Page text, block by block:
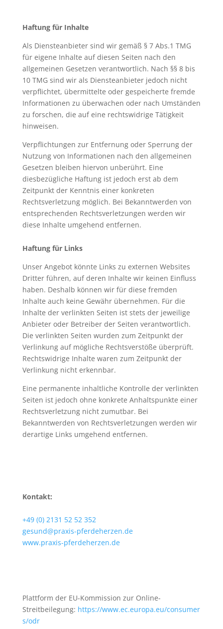
Haftung für Inhalte
Als Diensteanbieter sind wir gemäß § 7 Abs.1 TMG
für eigene Inhalte auf diesen Seiten nach den
allgemeinen Gesetzen verantwortlich. Nach §§ 8 bis
10 TMG sind wir als Diensteanbieter jedoch nicht
verpflichtet, übermittelte oder gespeicherte fremde
Informationen zu überwachen oder nach Umständen
zu forschen, die auf eine rechtswidrige Tätigkeit
hinweisen.
Verpflichtungen zur Entfernung oder Sperrung der
Nutzung von Informationen nach den allgemeinen
Gesetzen bleiben hiervon unberührt. Eine
diesbezügliche Haftung ist jedoch erst ab dem
Zeitpunkt der Kenntnis einer konkreten
Rechtsverletzung möglich. Bei Bekanntwerden von
entsprechenden Rechtsverletzungen werden wir
diese Inhalte umgehend entfernen.
Haftung für Links
Unser Angebot könnte Links zu externen Websites
Dritter führen, auf deren Inhalte wir keinen Einfluss
haben. Deshalb können wir für diese fremden
Inhalte auch keine Gewähr übernehmen. Für die
Inhalte der verlinkten Seiten ist stets der jeweilige
Anbieter oder Betreiber der Seiten verantwortlich.
Die verlinkten Seiten wurden zum Zeitpunkt der
Verlinkung auf mögliche Rechtsverstöße überprüft.
Rechtswidrige Inhalte waren zum Zeitpunkt der
Verlinkung nicht erkennbar.
Eine permanente inhaltliche Kontrolle der verlinkten
Seiten ist jedoch ohne konkrete Anhaltspunkte einer
Rechtsverletzung nicht zumutbar. Bei
Bekanntwerden von Rechtsverletzungen werden wir
derartige Links umgehend entfernen.
Kontakt:
+49 (0) 2131 52 52 352
gesund@praxis-pferdeherzen.de
www.praxis-pferdeherzen.de
Plattform der EU-Kommission zur Online-
Streitbeilegung: https://www.ec.europa.eu/consumer
s/odr